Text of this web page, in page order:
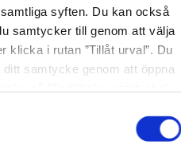
syften. Du kan också
samtycker till genom att välja
klicka i rutan ”Tillåt urval”. Du
samtycke genom att öppna
våra leverantörer inhämtar
detaljplan